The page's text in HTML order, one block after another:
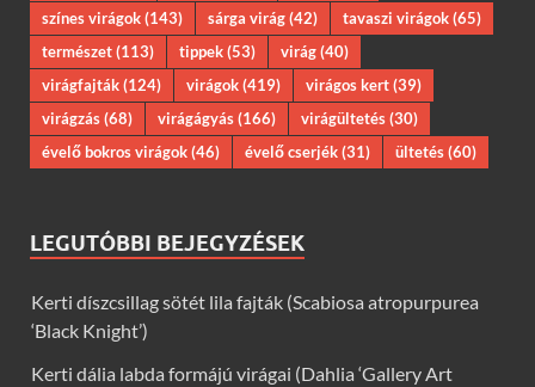
színes virágok(143) sárga virág(42) tavaszi virágok(65)
természet(113) tippek(53) virág(40)
virágfajták(124) virágok(419) virágos kert(39)
virágzás(68) virágágyás(166) virágültetés(30)
évelő bokros virágok(46) évelő cserjék(31) ültetés(60)
LEGUTÓBBI BEJEGYZÉSEK
Kerti díszcsillag sötét lila fajták (Scabiosa atropurpurea
‘Black Knight’)
Kerti dália labda formájú virágai (Dahlia ‘Gallery Art